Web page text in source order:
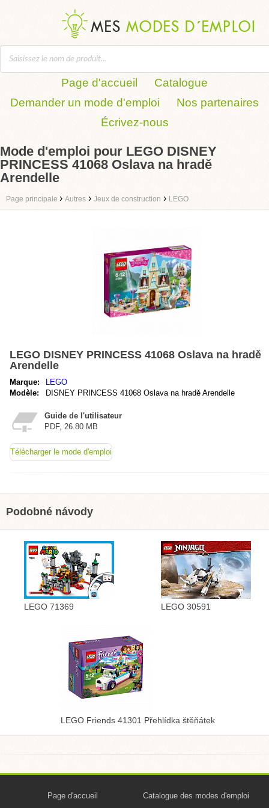
Page d'accueil
Catalogue
Demander un mode d'emploi
Nos partenaires
Écrivez-nous
Mode d'emploi pour LEGO DISNEY
PRINCESS 41068 Oslava na hradě
Arendelle
Page principale › Autres › Jeux de construction › LEGO
LEGO DISNEY PRINCESS 41068 Oslava na hradě
Arendelle
Marque:
LEGO
Modèle:
DISNEY PRINCESS 41068 Oslava na hradě Arendelle
Guide de l'utilisateur
PDF, 26.80 MB
Télécharger le mode d'emploi
Podobné návody
LEGO 71369 LEGO 30591
LEGO Friends 41301 Přehlídka štěňátek
Page d'accueil Catalogue des modes d'emploi